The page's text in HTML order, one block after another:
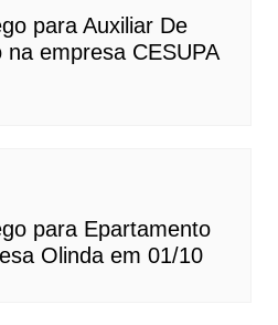
para Auxiliar De
na empresa CESUPA
para Epartamento
Olinda em 01/10